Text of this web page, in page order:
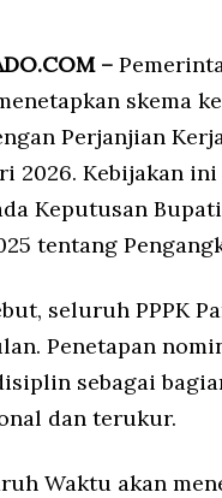
–
skema
Perjanjian
2026. Kebijakan
Keputusan
tentang
seluruh PPPK
Penetapan
sebagai
dan terukur.
Waktu akan